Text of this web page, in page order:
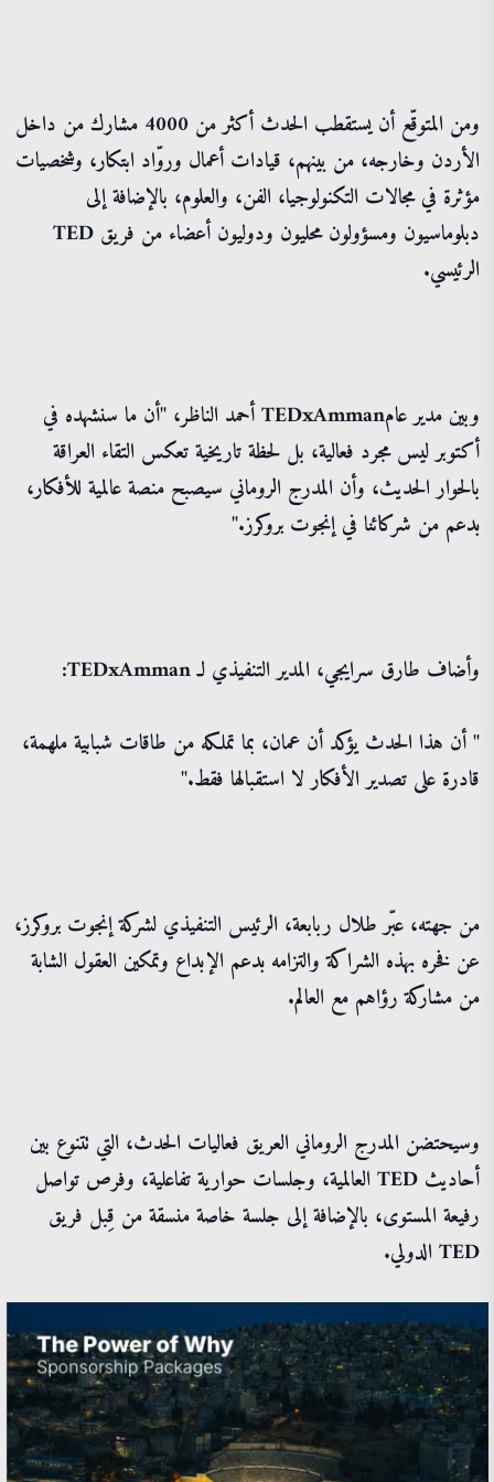
ومن المتوقّع أن يستقطب الحدث أكثر من 4000 مشارك من داخل
الأردن وخارجه، من بينهم، قيادات أعمال وروّاد ابتكار، وشخصيات
مؤثرة في مجالات التكنولوجيا، الفن، والعلوم، بالإضافة إلى
دبلوماسيون ومسؤولون محليون ودوليون أعضاء من فريق TED
الرئيسي.
وبين مدير عامTEDxAmman أحمد الناظر، "أن ما سنشهده في
أكتوبر ليس مجرد فعالية، بل لحظة تاريخية تعكس التقاء العراقة
بالحوار الحديث، وأن المدرج الروماني سيصبح منصة عالمية للأفكار،
بدعم من شركائنا في إنجوت بروكرز."
وأضاف طارق سرايجي، المدير التنفيذي لـ TEDxAmman:
" أن هذا الحدث يؤكد أن عمان، بما تملكه من طاقات شبابية ملهمة،
قادرة على تصدير الأفكار لا استقبالها فقط."
من جهته، عبّر طلال ربابعة، الرئيس التنفيذي لشركة إنجوت بروكرز،
عن فخره بهذه الشراكة والتزامه بدعم الإبداع وتمكين العقول الشابة
من مشاركة رؤاهم مع العالم.
وسيحتضن المدرج الروماني العريق فعاليات الحدث، التي تتنوع بين
أحاديث TED العالمية، وجلسات حوارية تفاعلية، وفرص تواصل
رفيعة المستوى، بالإضافة إلى جلسة خاصة منسقة من قِبل فريق
TED الدولي.